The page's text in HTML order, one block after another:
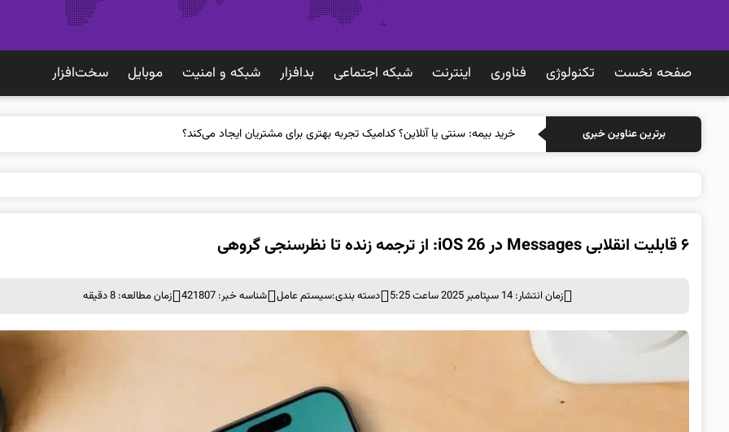
صفحه نخست تکنولوژی فناوری اينترنت شبكه اجتماعی بدافزار شبكه و امنيت موبايل سخت‌افزار
برترین عناوین خبری خرید بیمه: سنتی یا آنلاین؟ کدامیک تجربه بهتری برای مشتریان ایجاد می‌کند؟
۶ قابلیت انقلابی Messages در iOS 26: از ترجمه زنده تا نظرسنجی گروهی
زمان انتشار: 14 سپتامبر 2025 ساعت 5:25 دسته بندی:سيستم عامل شناسه خبر: 421807 زمان مطالعه: 8 دقیقه